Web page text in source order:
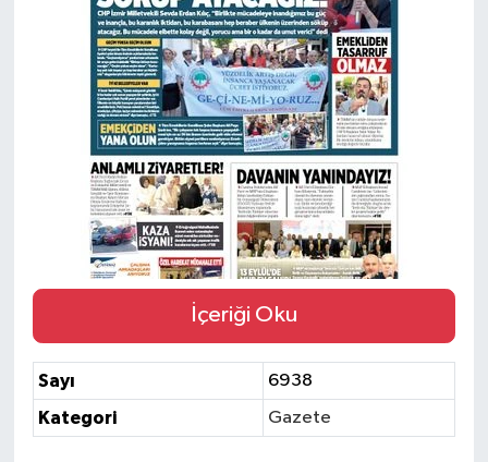
İçeriği Oku
Sayı
6938
Kategori
Gazete
Siyaset
Spor